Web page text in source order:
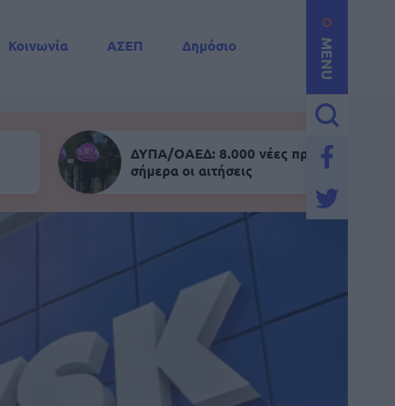
MENU
Κοινωνία ΑΣΕΠ
Δημόσιο
ΔΥΠΑ/ΟΑΕΔ: 8.000 νέες προσλήψεις -
σήμερα οι αιτήσεις